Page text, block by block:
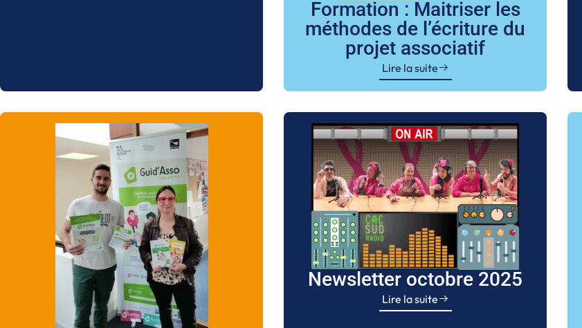
Formation : Maitriser les
méthodes de l’écriture du
projet associatif
Lire la suite
Newsletter octobre 2025
Lire la suite